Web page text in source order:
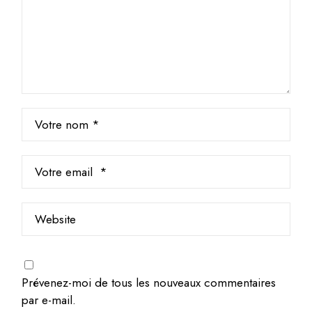
Prévenez-moi de tous les nouveaux commentaires
par e-mail.